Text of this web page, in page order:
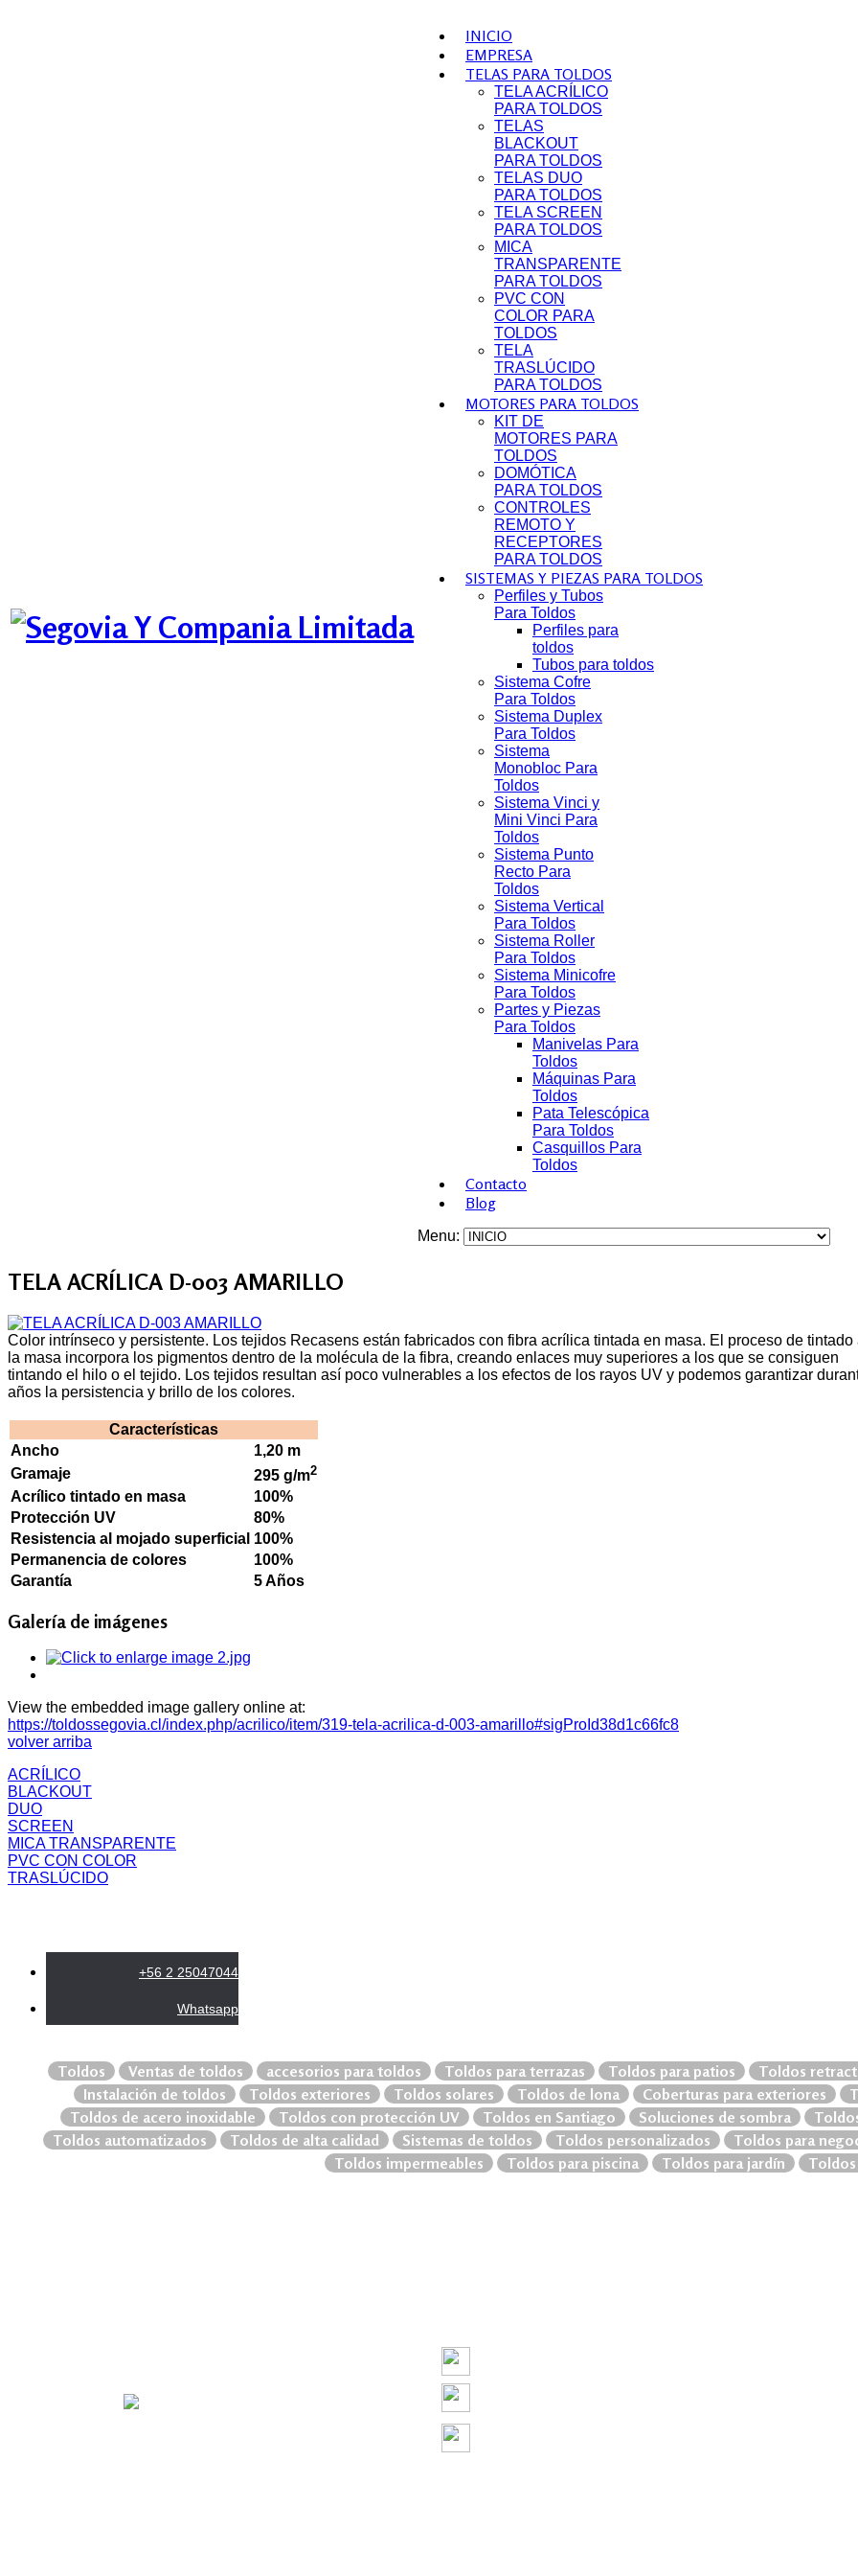
INICIO
EMPRESA
TELAS PARA TOLDOS
TELA ACRÍLICO
PARA TOLDOS
TELAS
BLACKOUT
PARA TOLDOS
TELAS DUO
PARA TOLDOS
TELA SCREEN
PARA TOLDOS
MICA
TRANSPARENTE
PARA TOLDOS
PVC CON
COLOR PARA
TOLDOS
TELA
TRASLÚCIDO
PARA TOLDOS
MOTORES PARA TOLDOS
KIT DE
MOTORES PARA
TOLDOS
DOMÓTICA
PARA TOLDOS
CONTROLES
REMOTO Y
RECEPTORES
PARA TOLDOS
SISTEMAS Y PIEZAS PARA TOLDOS
Perfiles y Tubos
Para Toldos
Perfiles para
toldos
Tubos para toldos
Sistema Cofre
Para Toldos
Sistema Duplex
Para Toldos
Sistema
Monobloc Para
Toldos
Sistema Vinci y
Mini Vinci Para
Toldos
Sistema Punto
Recto Para
Toldos
Sistema Vertical
Para Toldos
Sistema Roller
Para Toldos
Sistema Minicofre
Para Toldos
Partes y Piezas
Para Toldos
Manivelas Para
Toldos
Máquinas Para
Toldos
Pata Telescópica
Para Toldos
Casquillos Para
Toldos
Contacto
Blog
Menu:
TELA ACRÍLICA D-003 AMARILLO
Color intrínseco y persistente. Los tejidos Recasens están fabricados con fibra acrílica tintada en masa. El proceso de tintado
la masa incorpora los pigmentos dentro de la molécula de la fibra, creando enlaces muy superiores a los que se consiguen
tintando el hilo o el tejido. Los tejidos resultan así poco vulnerables a los efectos de los rayos UV y podemos garantizar
años la persistencia y brillo de los colores.
Características
Ancho
1,20 m
Gramaje
295 g/m2
Acrílico tintado en masa
100%
Protección UV
80%
Resistencia al mojado superficial 100%
Permanencia de colores
100%
Garantía
5 Años
Galería de imágenes
View the embedded image gallery online at:
https://toldossegovia.cl/index.php/acrilico/item/319-tela-acrilica-d-003-amarillo#sigProId38d1c66fc8
volver arriba
ACRÍLICO
BLACKOUT
DUO
SCREEN
MICA TRANSPARENTE
PVC CON COLOR
TRASLÚCIDO
+56 2 25047044
Whatsapp
Toldos Ventas de toldos accesorios para toldos Toldos para terrazas Toldos para patios
Toldos
Instalación de toldos
Toldos exteriores Toldos solares Toldos de lona Coberturas para exteriores
Toldos de acero inoxidable
Toldos con protección UV Toldos en Santiago Soluciones de sombra
Toldos automatizados
Toldos de alta calidad Sistemas de toldos Toldos personalizados
Toldos para
Toldos impermeables
Toldos para piscina Toldos para jardín